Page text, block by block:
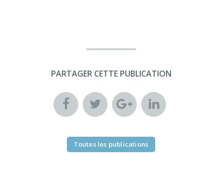
PARTAGER CETTE PUBLICATION
Toutes les publications